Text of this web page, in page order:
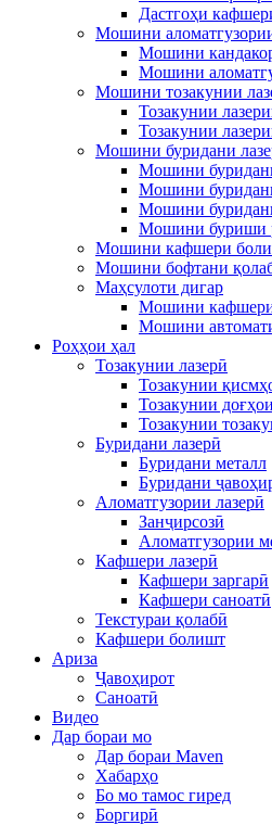
Дастгоҳи
Мошини
Мошини
Мошини
Мошини тозакунии
Тозакунии
Тозакунии
Мошини буридани
Мошини
Мошини
Мошини
Мошини буриши
Мошини кафшери
Мошини бофтани
Маҳсулоти дигар
Мошини
Мошини
Роҳҳои ҳал
Тозакунии лазерӣ
Тозакунии
Тозакунии
Тозакунии
Буридани лазерӣ
Буридани металл
Буридани
Аломатгузории лазерӣ
Занҷирсозӣ
Аломатгузории
Кафшери лазерӣ
Кафшери заргарӣ
Кафшери саноатӣ
Текстураи қолабӣ
Кафшери болишт
Ариза
Ҷавоҳирот
Саноатӣ
Видео
Дар бораи мо
Дар бораи Maven
Хабарҳо
Бо мо тамос гиред
Боргирӣ